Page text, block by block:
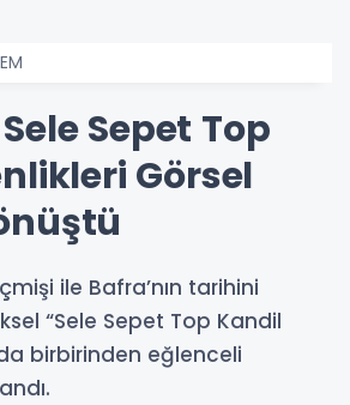
Sepet Top
Görsel
ile Bafra’nın tarihini
“Sele Sepet Top Kandil
birbirinden eğlenceli